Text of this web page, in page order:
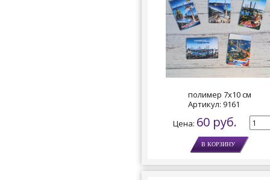
полимер 7х10 см
Артикул: 9161
Цена: 60 руб.